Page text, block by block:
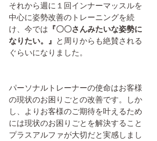
それから週に１回インナーマッスルを
中心に姿勢改善のトレーニングを続
け、今では 『〇〇さんみたいな姿勢に
なりたい。』 と周りからも絶賛される
ぐらいになりました。
パーソナルトレーナーの使命はお客様
の現状のお困りごとの改善です。しか
し、よりお客様のご期待を叶えるため
には現状のお困りごとを解決すること
プラスアルファが大切だと実感しまし